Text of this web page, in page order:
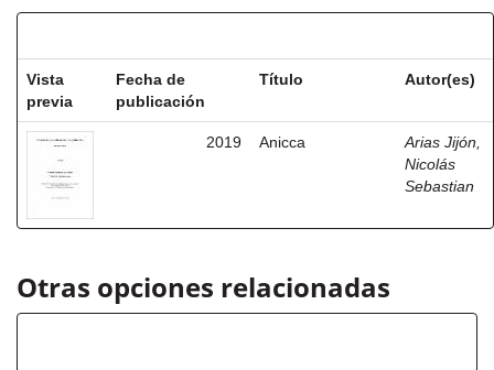
Vista
previa
Fecha de
publicación
Título Autor(es)
2019 Anicca
Arias Jijón,
Nicolás
Sebastian
Otras opciones relacionadas